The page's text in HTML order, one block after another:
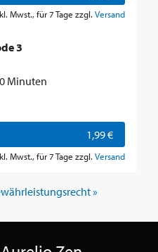
Mwst., für 7 Tage zzgl. Versand
3
Minuten
1,99 €
Mwst., für 7 Tage zzgl. Versand
»